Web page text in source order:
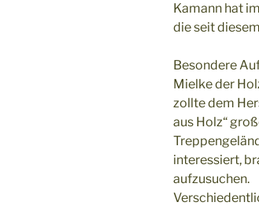
Kamann hat
die seit
Besondere
Mielke der
zollte dem
aus Holz“
interessiert,
aufzusuchen.